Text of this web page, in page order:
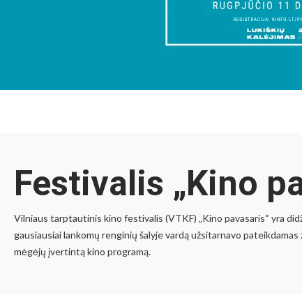
Festivalis „Kino
Vilniaus tarptautinis kino festivalis (VTKF) „Kino pavasaris“ yra
gausiausiai lankomų renginių šalyje vardą užsitarnavo
mėgėjų įvertintą kino programą.